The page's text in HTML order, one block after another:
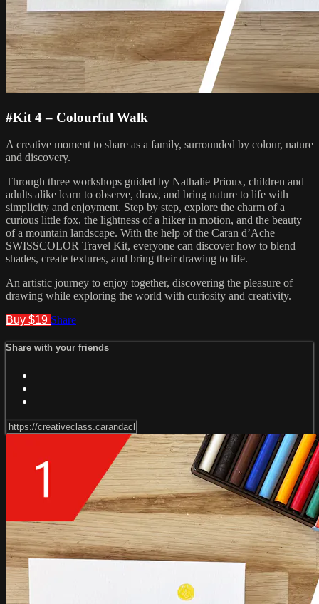
#Kit 4 – Colourful Walk
A creative moment to share as a family, surrounded by colour, nature
and discovery.
Through three workshops guided by Nathalie Prioux, children and
adults alike learn to observe, draw, and bring nature to life with
simplicity and enjoyment. Step by step, explore the charm of a
curious little fox, the lightness of a hiker in motion, and the beauty
of a mountain landscape. With the help of the Caran d’Ache
SWISSCOLOR Travel Kit, everyone can discover how to blend
shades, create textures, and bring their drawing to life.
An artistic journey to enjoy together, discovering the pleasure of
drawing while exploring the world with curiosity and creativity.
Buy $19 Share
Share with your friends